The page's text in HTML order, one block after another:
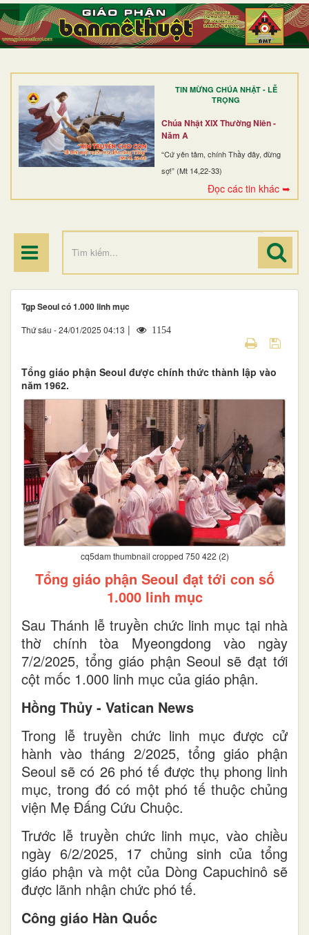
TIN MỪNG CHÚA NHẬT - LỄ
TRỌNG
Chúa Nhật XIX Thường Niên -
Năm A
“Cứ yên tâm, chính Thầy đây, đừng
sợ!” (Mt 14,22-33)
Đọc các tin khác ➥
TRANG NHẤT
GIỚI THIỆU
DÒNG TU
BAN MỤC VỤ
ĐOÀN THỂ CG
ĐIỂM HÀNH HƯƠNG
Tgp Seoul có 1.000 linh mục
Thứ sáu - 24/01/2025 04:13 | 1154
Tổng giáo phận Seoul được chính thức thành lập vào
năm 1962.
cq5dam thumbnail cropped 750 422 (2)
Tổng giáo phận Seoul đạt tới con số
1.000 linh mục
Sau Thánh lễ truyền chức linh mục tại nhà
thờ chính tòa Myeongdong vào ngày
7/2/2025, tổng giáo phận Seoul sẽ đạt tới
cột mốc 1.000 linh mục của giáo phận.
Hồng Thủy - Vatican News
Trong lễ truyền chức linh mục được cử
hành vào tháng 2/2025, tổng giáo phận
Seoul sẽ có 26 phó tế được thụ phong linh
mục, trong đó có một phó tế thuộc chủng
viện Mẹ Đấng Cứu Chuộc.
Trước lễ truyền chức linh mục, vào chiều
ngày 6/2/2025, 17 chủng sinh của tổng
giáo phận và một của Dòng Capuchinô sẽ
được lãnh nhận chức phó tế.
Công giáo Hàn Quốc